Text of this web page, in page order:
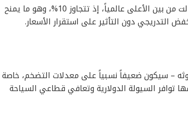
وأضاف أن معدلات الفائدة الحقيقية في مصر ما زالت من بين الأعلى عالمياً، إذ تتجاوز 10%، وهو ما يمنح
التدريجي دون التأثير على استقرار الأسعار.
– سيكون ضعيفاً نسبياً على معدلات التضخم، خاصة
السيولة الدولارية وتعافي قطاعي السياحة